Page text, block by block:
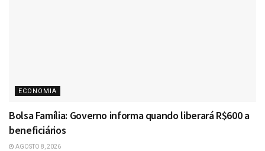
ECONOMIA
Bolsa Família: Governo informa quando liberará R$600 a
beneficiários
AGOSTO 8, 2026